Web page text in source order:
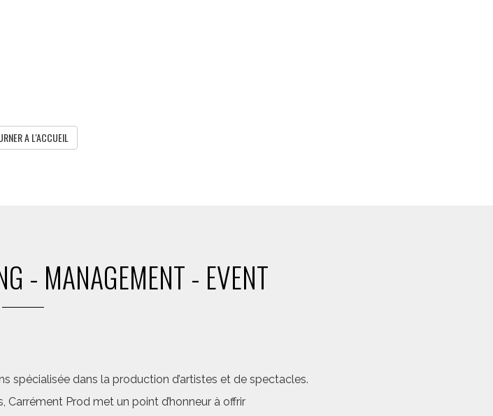
A L'ACCUEIL
- MANAGEMENT - EVENT
spécialisée dans la production d’artistes et de spectacles.
Carrément Prod met un point d’honneur à offrir